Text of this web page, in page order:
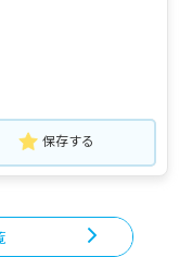
保存する